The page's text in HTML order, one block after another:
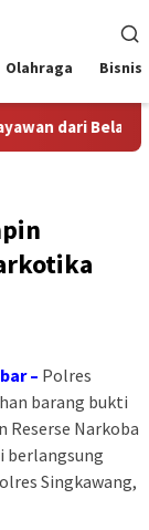
Olahraga Bisnis
Mr. Crues
– Polres
barang bukti
Reserse Narkoba
berlangsung
Singkawang,